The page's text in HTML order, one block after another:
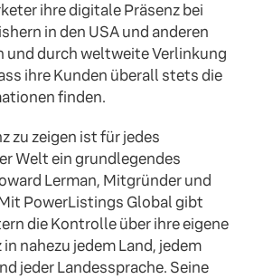
ihre digitale Präsenz bei
in den USA und anderen
und durch weltweite Verlinkung
ihre Kunden überall stets die
finden.
zu zeigen ist für jedes
Welt ein grundlegendes
Lerman, Mitgründer und
PowerListings Global gibt
die Kontrolle über ihre eigene
nahezu jedem Land, jedem
jeder Landessprache. Seine